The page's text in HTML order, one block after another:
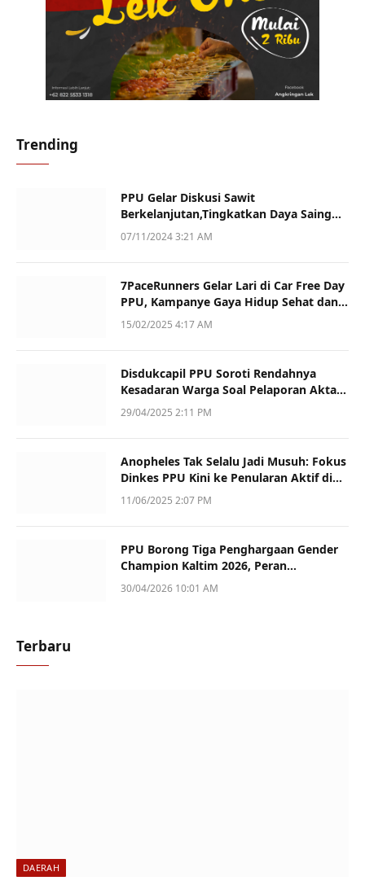
Trending
PPU Gelar Diskusi Sawit
Berkelanjutan,Tingkatkan Daya Saing
dan Kualitas
07/11/2024 3:21 AM
7PaceRunners Gelar Lari di Car Free Day
PPU, Kampanye Gaya Hidup Sehat dan
Dukung UMKM
15/02/2025 4:17 AM
Disdukcapil PPU Soroti Rendahnya
Kesadaran Warga Soal Pelaporan Akta
Kematian
29/04/2025 2:11 PM
Anopheles Tak Selalu Jadi Musuh: Fokus
Dinkes PPU Kini ke Penularan Aktif di
Sotek
11/06/2025 2:07 PM
PPU Borong Tiga Penghargaan Gender
Champion Kaltim 2026, Peran
Perempuan Jadi Sorotan
30/04/2026 10:01 AM
Terbaru
DAERAH